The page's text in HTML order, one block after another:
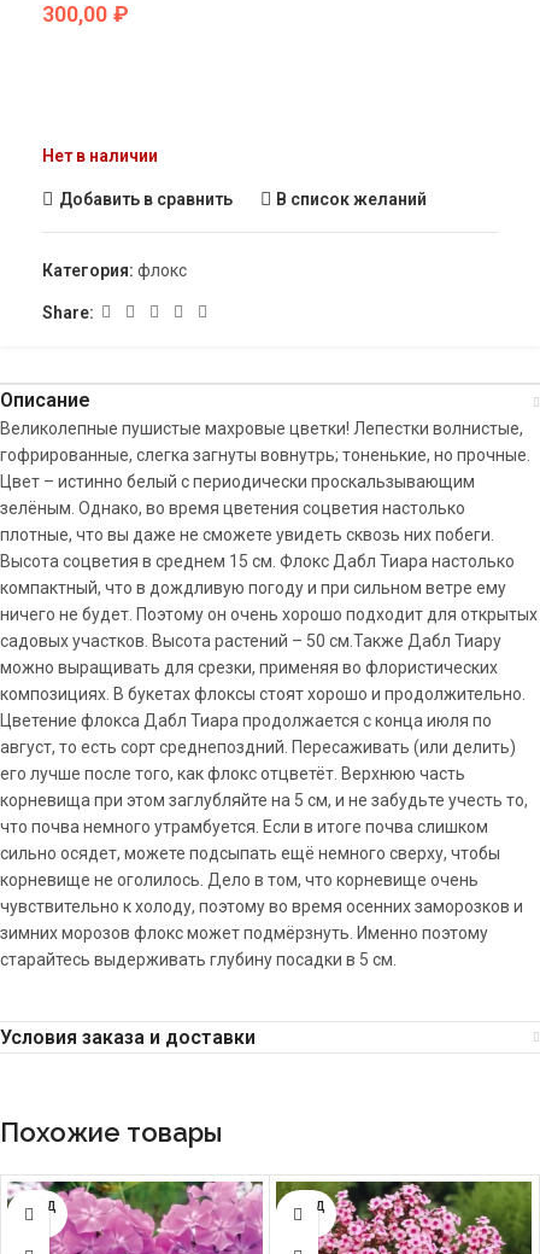
300,00 ₽
Нет в наличии
Добавить в сравнить В список желаний
Категория: флокс
Share:
Описание
Великолепные пушистые махровые цветки! Лепестки волнистые,
гофрированные, слегка загнуты вовнутрь; тоненькие, но прочные.
Цвет – истинно белый с периодически проскальзывающим
зелёным. Однако, во время цветения соцветия настолько
плотные, что вы даже не сможете увидеть сквозь них побеги.
Высота соцветия в среднем 15 см. Флокс Дабл Тиара настолько
компактный, что в дождливую погоду и при сильном ветре ему
ничего не будет. Поэтому он очень хорошо подходит для открытых
садовых участков. Высота растений – 50 см.Также Дабл Тиару
можно выращивать для срезки, применяя во флористических
композициях. В букетах флоксы стоят хорошо и продолжительно.
Цветение флокса Дабл Тиара продолжается с конца июля по
август, то есть сорт среднепоздний. Пересаживать (или делить)
его лучше после того, как флокс отцветёт. Верхнюю часть
корневища при этом заглубляйте на 5 см, и не забудьте учесть то,
что почва немного утрамбуется. Если в итоге почва слишком
сильно осядет, можете подсыпать ещё немного сверху, чтобы
корневище не оголилось. Дело в том, что корневище очень
чувствительно к холоду, поэтому во время осенних заморозков и
зимних морозов флокс может подмёрзнуть. Именно поэтому
старайтесь выдерживать глубину посадки в 5 см.
Условия заказа и доставки
Похожие товары
ПРОД
АНО
ПРОД
АНО